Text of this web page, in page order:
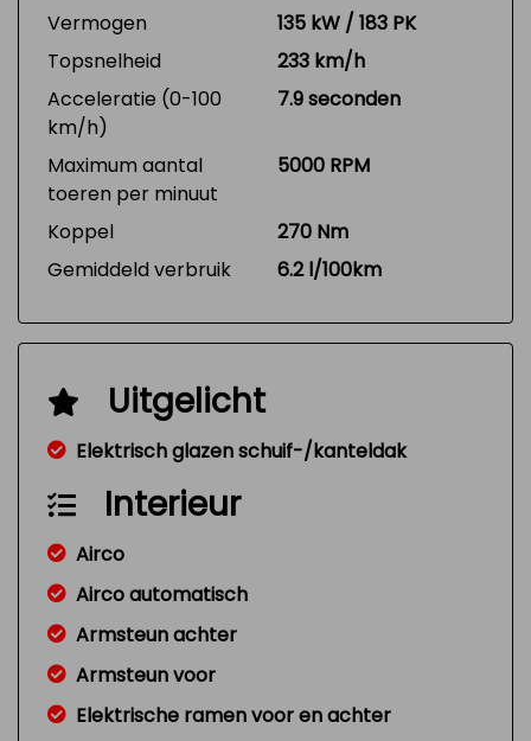
Vermogen
135 kW / 183 PK
Topsnelheid
233 km/h
Acceleratie (0-100
km/h)
7.9 seconden
Maximum aantal
toeren per minuut
5000 RPM
Koppel
270 Nm
Gemiddeld verbruik
6.2 l/100km
Uitgelicht
Elektrisch glazen schuif-/kanteldak
Interieur
Airco
Airco automatisch
Armsteun achter
Armsteun voor
Elektrische ramen voor en achter